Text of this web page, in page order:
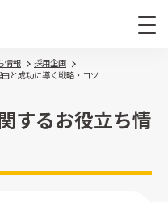
情報
採用企画
と成功に導く戦略・コツ
するお役立ち情